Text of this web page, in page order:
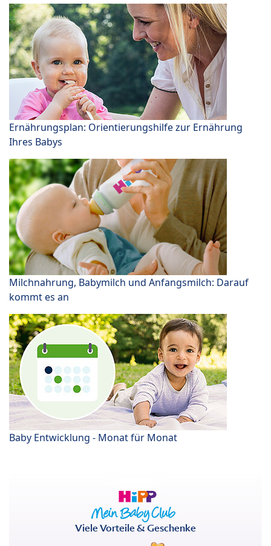
Ernährungsplan: Orientierungshilfe zur Ernährung
Ihres Babys
Milchnahrung, Babymilch und Anfangsmilch: Darauf
kommt es an
Baby Entwicklung - Monat für Monat
Viele Vorteile & Geschenke